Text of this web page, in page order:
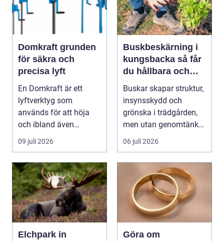
Domkraft grunden
för säkra och
precisa lyft
En Domkraft är ett
lyftverktyg som
används för att höja
och ibland även
positionera tunga
objekt, so...
09 juli 2026
Buskbeskärning i
kungsbacka så får
du hållbara och
vackra buskar året
runt
Buskar skapar struktur,
insynsskydd och
grönska i trädgården,
men utan genomtänkt
beskärning blir de...
06 juli 2026
Elchpark in
Göra om